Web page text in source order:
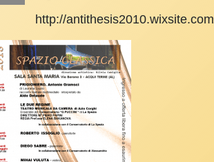
http://